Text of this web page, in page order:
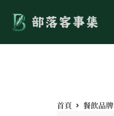
首頁 餐飲品牌